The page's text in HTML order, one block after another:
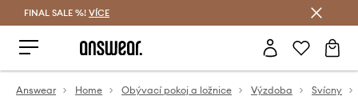
FINAL SALE %! VÍCE
Answear Home Obývací pokoj a ložnice Výzdoba Svícny